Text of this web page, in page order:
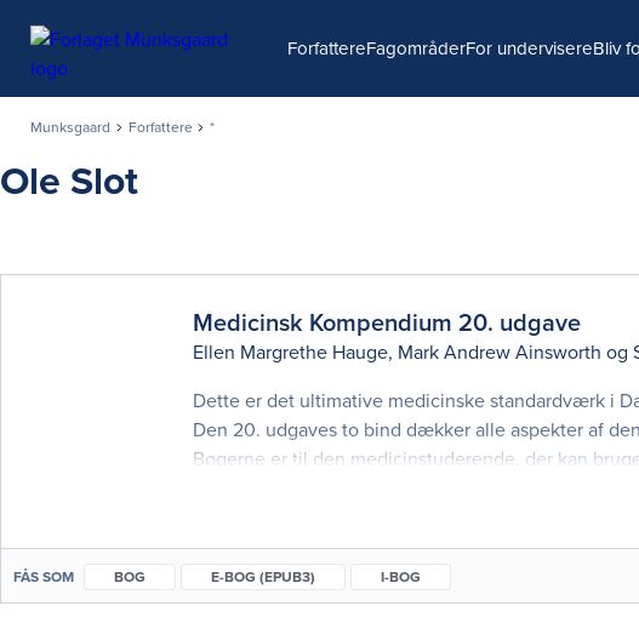
ForfattereFagområderFor undervisereBliv
Munksgaard Forfattere *
Ole Slot
Medicinsk Kompendium 20. udgave
Ellen Margrethe Hauge, Mark Andrew Ainsworth og
Dette er det ultimative medicinske standardværk i
Den 20. udgaves to bind dækker alle aspekter af
Bøgerne er til den medicinstuderende, der kan
FÅS SOM BOG E-BOG (EPUB3) I-BOG